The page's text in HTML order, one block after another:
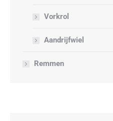
Vorkrol
Aandrijfwiel
Remmen